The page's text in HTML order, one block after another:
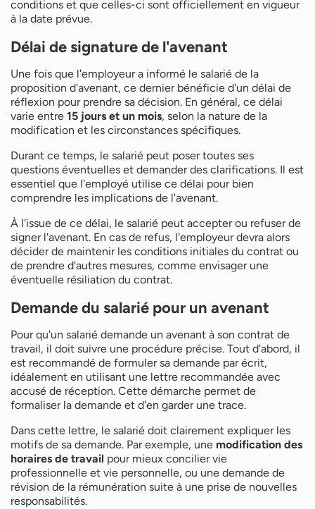
conditions et que celles-ci sont officiellement en vigueur
à la date prévue.
Délai de signature de l'avenant
Une fois que l'employeur a informé le salarié de la
proposition d'avenant, ce dernier bénéficie d'un délai de
réflexion pour prendre sa décision. En général, ce délai
varie entre 15 jours et un mois, selon la nature de la
modification et les circonstances spécifiques.
Durant ce temps, le salarié peut poser toutes ses
questions éventuelles et demander des clarifications. Il est
essentiel que l'employé utilise ce délai pour bien
comprendre les implications de l'avenant.
À l'issue de ce délai, le salarié peut accepter ou refuser de
signer l'avenant. En cas de refus, l'employeur devra alors
décider de maintenir les conditions initiales du contrat ou
de prendre d'autres mesures, comme envisager une
éventuelle résiliation du contrat.
Demande du salarié pour un avenant
Pour qu'un salarié demande un avenant à son contrat de
travail, il doit suivre une procédure précise. Tout d'abord, il
est recommandé de formuler sa demande par écrit,
idéalement en utilisant une lettre recommandée avec
accusé de réception. Cette démarche permet de
formaliser la demande et d'en garder une trace.
Dans cette lettre, le salarié doit clairement expliquer les
motifs de sa demande. Par exemple, une modification des
horaires de travail pour mieux concilier vie
professionnelle et vie personnelle, ou une demande de
révision de la rémunération suite à une prise de nouvelles
responsabilités.